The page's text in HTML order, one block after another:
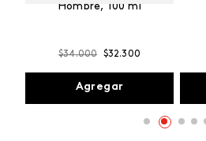
Hombre, 100 ml
$34.000 $32.300
Agregar